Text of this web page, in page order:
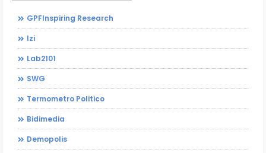
GPFInspiring Research
Izi
Lab2101
SWG
Termometro Politico
Bidimedia
Demopolis